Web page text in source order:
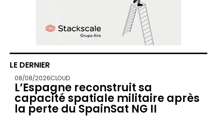
LE DERNIER
08/08/2026CLOUD
L’Espagne reconstruit sa
capacité spatiale militaire après
la perte du SpainSat NG II